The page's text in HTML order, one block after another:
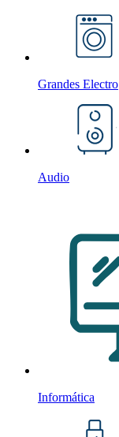
Grandes Electro
Audio
Informática